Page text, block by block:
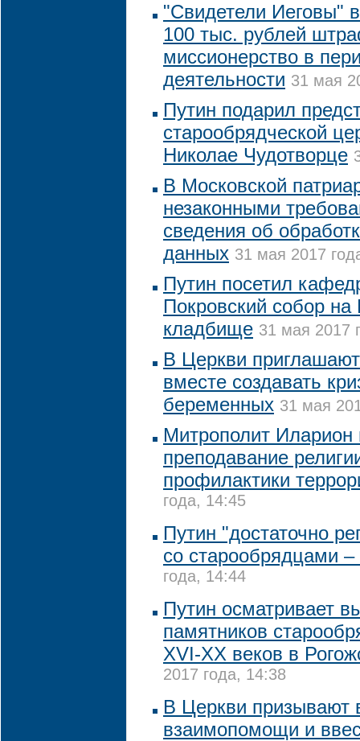
"Свидетели Иеговы"
100 тыс. рублей
миссионерство в
деятельности 31 мая
Путин подарил
старообрядческой
Николае Чудотворце
В Московской
незаконными
сведения об
данных 31 мая 2017
Путин посетил
Покровский собор на
кладбище 31 мая 2017
В Церкви приглашают
вместе создавать
беременных 31 мая
Митрополит Иларион
преподавание
профилактики
года, 14:45
Путин "достаточно
со старообрядцами –
года, 14:44
Путин осматривает
памятников
XVI-XX веков в
2017 года, 14:38
В Церкви призывают
взаимопомощи и